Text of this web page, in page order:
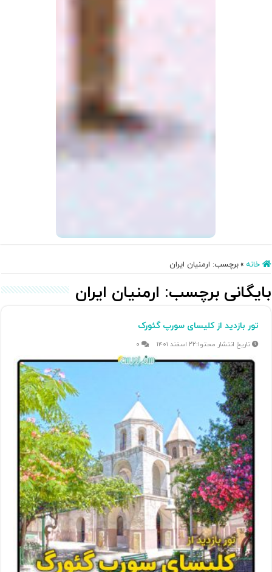
خانه »برچسب: ارمنیان ایران
بایگانی برچسب: ارمنیان ایران
تور بازدید از کلیسای سورپ گئورک
۲۲ اسفند ۱۴۰۱ ۰